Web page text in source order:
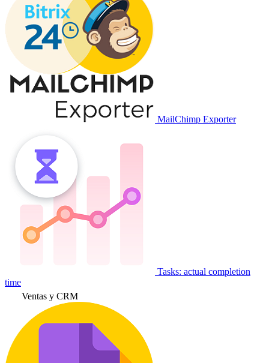
MailChimp Exporter
Tasks: actual completion
time
Ventas y CRM